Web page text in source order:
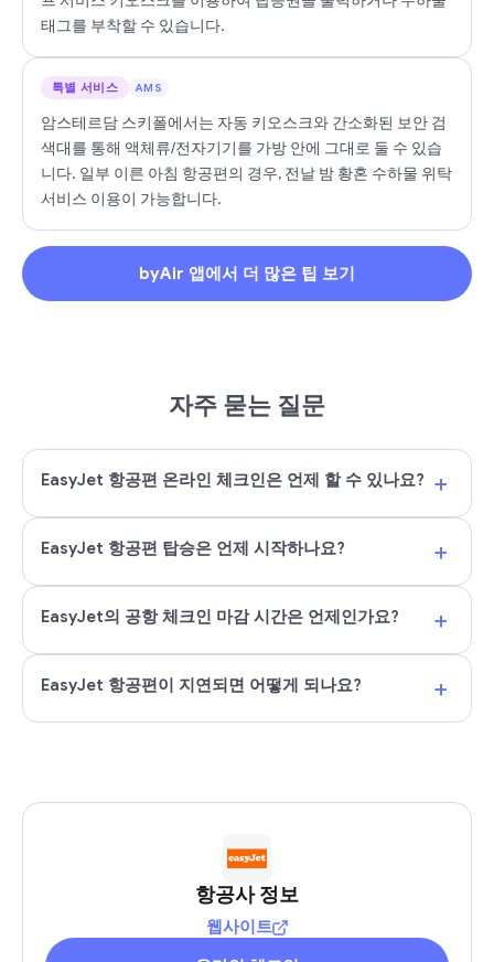
태그를 부착할 수 있습니다.
특별 서비스 AMS
암스테르담 스키폴에서는 자동 키오스크와 간소화된 보안 검
색대를 통해 액체류/전자기기를 가방 안에 그대로 둘 수 있습
니다. 일부 이른 아침 항공편의 경우, 전날 밤 황혼 수하물 위탁
서비스 이용이 가능합니다.
byAir 앱에서 더 많은 팁 보기
자주 묻는 질문
EasyJet 항공편 온라인 체크인은 언제 할 수 있나요? +
EasyJet 항공편 탑승은 언제 시작하나요? +
EasyJet의 공항 체크인 마감 시간은 언제인가요? +
EasyJet 항공편이 지연되면 어떻게 되나요? +
항공사 정보
웹사이트